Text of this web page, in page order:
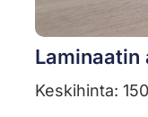
Laminaatin
Keskihinta: